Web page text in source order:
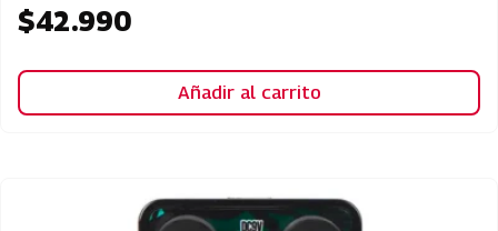
$42.990
Añadir al carrito